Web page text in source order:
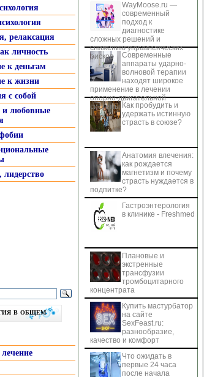
релаксация
личность
к деньгам
к жизни
с собой
и любовные
в общем
WayMoose.ru —
современный
подход к
диагностике
сложных решений и
снижению управленческих
рисков
Современные
аппараты ударно-
волновой терапии
находят широкое
применение в лечении
опорно-двигательной
системы Как пробудить и
удержать истинную
страсть в союзе?
Анатомия влечения:
как рождается
магнетизм и почему
страсть нуждается в
подпитке?
Гастроэнтерология
в клинике - Freshmed
Плановые и
экстренные
трансфузии
тромбоцитарного
концентрата
Купить мастурбатор
на сайте
SexFeast.ru:
разнообразие,
качество и комфорт
Что ожидать в
первые 24 часа
после начала